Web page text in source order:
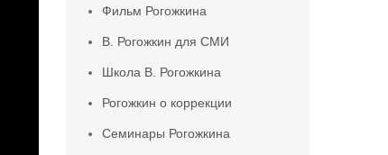
Фильм Рогожкина
В. Рогожкин для СМИ
Школа В. Рогожкина
Рогожкин о коррекции
Семинары Рогожкина